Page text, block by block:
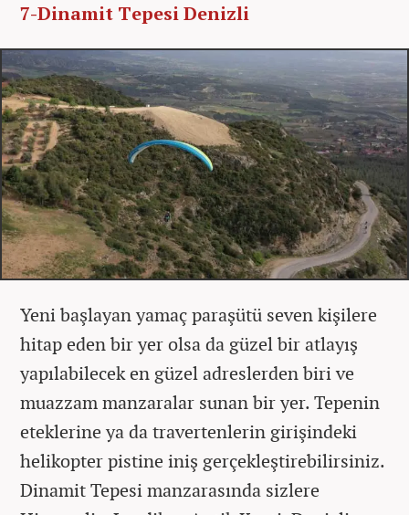
7-Dinamit Tepesi Denizli
Yeni başlayan yamaç paraşütü seven kişilere
hitap eden bir yer olsa da güzel bir atlayış
yapılabilecek en güzel adreslerden biri ve
muazzam manzaralar sunan bir yer. Tepenin
eteklerine ya da travertenlerin girişindeki
helikopter pistine iniş gerçekleştirebilirsiniz.
Dinamit Tepesi manzarasında sizlere